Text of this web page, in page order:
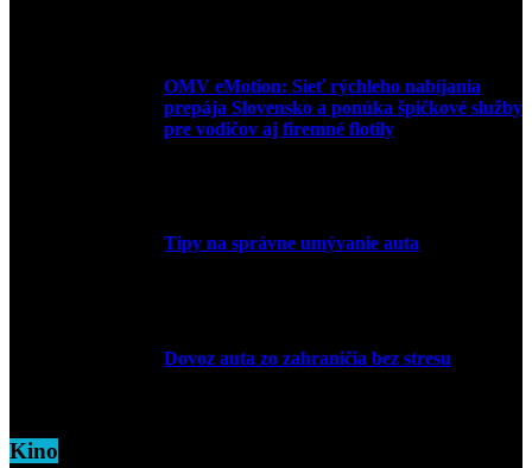
OMV eMotion: Sieť rýchleho nabíjania
prepája Slovensko a ponúka špičkové služby
pre vodičov aj firemné flotily
Tipy na správne umývanie auta
Dovoz auta zo zahraničia bez stresu
Kino